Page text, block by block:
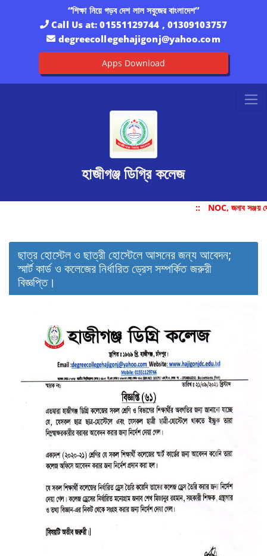
“শিক্ষা নিয়ে গড়ব দেশ লাল সবুজের বাংলাদেশ”
Call Us at:01551129744 , 01309103757
degreecollegehajigonj@yahoo.com
Apps Download
হাজীগঞ্জ ডিগ্রি কলেজ
:: NOC, জনাব সঞ্জয়
ছাত্র হোস্টেল ও ছাত্রী হোস্টেলে আসনের জন্য আবেদন;
স্মার্ট কার্ড ও কলেজের নির্ধারিত ড্রেস সম্পর্কিত জরুরী
বিজ্ঞপ্তি।